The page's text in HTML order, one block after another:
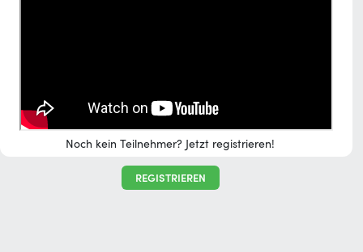
Noch kein Teilnehmer? Jetzt registrieren!
REGISTRIEREN